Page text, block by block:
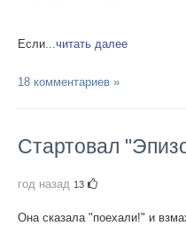
Если...читать далее
18 комментариев »
Стартовал
год назад 13
Она сказала "поехали!" и